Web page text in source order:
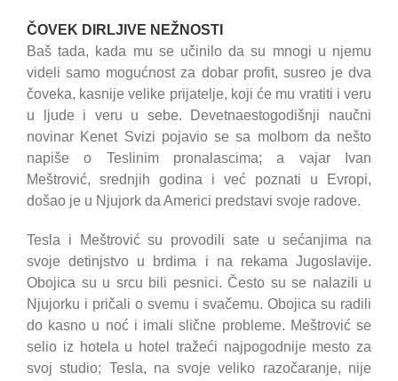
ČOVEK DIRLJIVE NEŽNOSTI
Baš tada, kada mu se učinilo da su mnogi u njemu
videli samo mogućnost za dobar profit, susreo je dva
čoveka, kasnije velike prijatelje, koji će mu vratiti i veru
u ljude i veru u sebe. Devetnaestogodišnji naučni
novinar Kenet Svizi pojavio se sa molbom da nešto
napiše o Teslinim pronalascima; a vajar Ivan
Meštrović, srednjih godina i već poznati u Evropi,
došao je u Njujork da Americi predstavi svoje radove.
Tesla i Meštrović su provodili sate u sećanjima na
svoje detinjstvo u brdima i na rekama Jugoslavije.
Obojica su u srcu bili pesnici. Često su se nalazili u
Njujorku i pričali o svemu i svačemu. Obojica su radili
do kasno u noć i imali slične probleme. Meštrović se
selio iz hotela u hotel tražeći najpogodnije mesto za
svoj studio; Tesla, na svoje veliko razočaranje, nije